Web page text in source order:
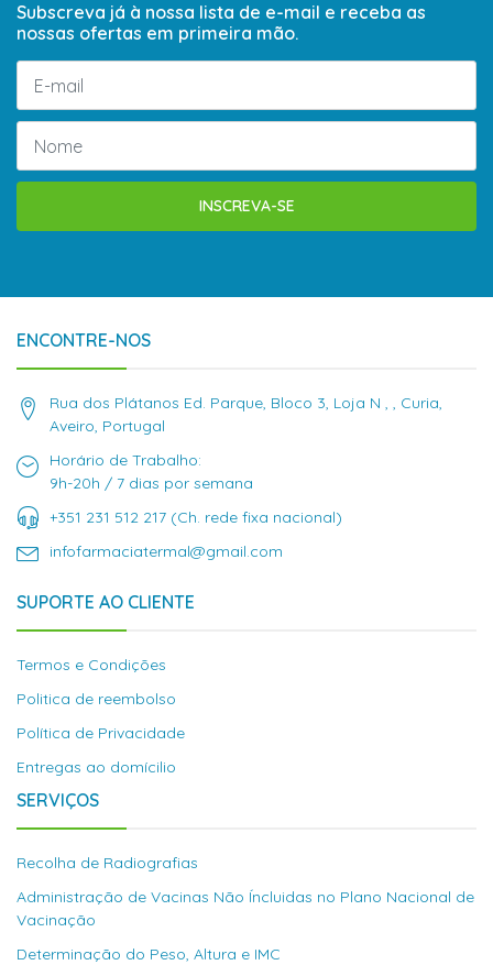
Subscreva já à nossa lista de e-mail e receba as
nossas ofertas em primeira mão.
INSCREVA-SE
ENCONTRE-NOS
Rua dos Plátanos Ed. Parque, Bloco 3, Loja N , , Curia,
Aveiro, Portugal
Horário de Trabalho:
9h-20h / 7 dias por semana
+351 231 512 217 (Ch. rede fixa nacional)
infofarmaciatermal@gmail.com
SUPORTE AO CLIENTE
Termos e Condições
Politica de reembolso
Política de Privacidade
Entregas ao domícilio
SERVIÇOS
Recolha de Radiografias
Administração de Vacinas Não Íncluidas no Plano Nacional de
Vacinação
Determinação do Peso, Altura e IMC